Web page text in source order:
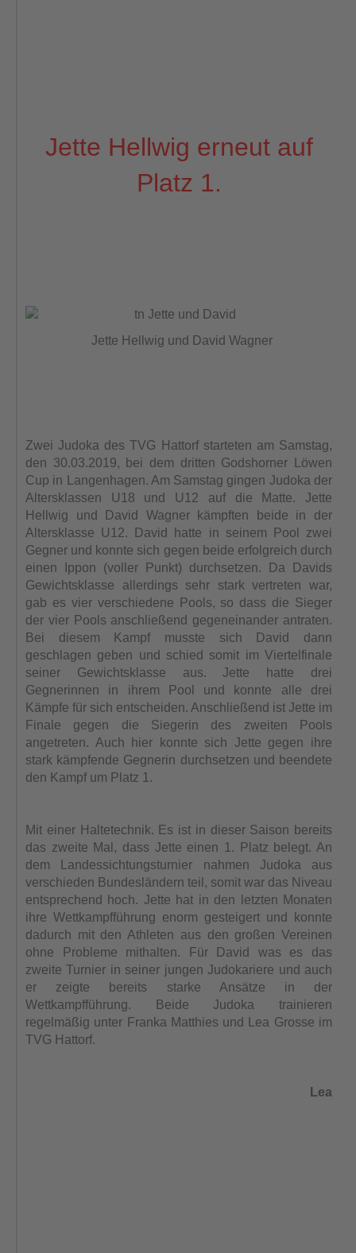
Jette Hellwig erneut auf
Platz 1.
Jette Hellwig und David Wagner
Zwei Judoka des TVG Hattorf starteten am Samstag,
den 30.03.2019, bei dem dritten Godshorner Löwen
Cup in Langenhagen. Am Samstag gingen Judoka der
Altersklassen U18 und U12 auf die Matte. Jette
Hellwig und David Wagner kämpften beide in der
Altersklasse U12. David hatte in seinem Pool zwei
Gegner und konnte sich gegen beide erfolgreich durch
einen Ippon (voller Punkt) durchsetzen. Da Davids
Gewichtsklasse allerdings sehr stark vertreten war,
gab es vier verschiedene Pools, so dass die Sieger
der vier Pools anschließend gegeneinander antraten.
Bei diesem Kampf musste sich David dann
geschlagen geben und schied somit im Viertelfinale
seiner Gewichtsklasse aus. Jette hatte drei
Gegnerinnen in ihrem Pool und konnte alle drei
Kämpfe für sich entscheiden. Anschließend ist Jette im
Finale gegen die Siegerin des zweiten Pools
angetreten. Auch hier konnte sich Jette gegen ihre
stark kämpfende Gegnerin durchsetzen und beendete
den Kampf um Platz 1.
Mit einer Haltetechnik. Es ist in dieser Saison bereits
das zweite Mal, dass Jette einen 1. Platz belegt. An
dem Landessichtungsturnier nahmen Judoka aus
verschieden Bundesländern teil, somit war das Niveau
entsprechend hoch. Jette hat in den letzten Monaten
ihre Wettkampfführung enorm gesteigert und konnte
dadurch mit den Athleten aus den großen Vereinen
ohne Probleme mithalten. Für David was es das
zweite Turnier in seiner jungen Judokariere und auch
er zeigte bereits starke Ansätze in der
Wettkampfführung. Beide Judoka trainieren
regelmäßig unter Franka Matthies und Lea Grosse im
TVG Hattorf.
Lea